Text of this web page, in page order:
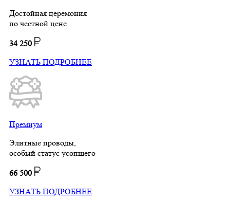
Достойная церемония
по честной цене
34 250
УЗНАТЬ ПОДРОБНЕЕ
Премиум
Элитные проводы,
особый статус усопшего
66 500
УЗНАТЬ ПОДРОБНЕЕ